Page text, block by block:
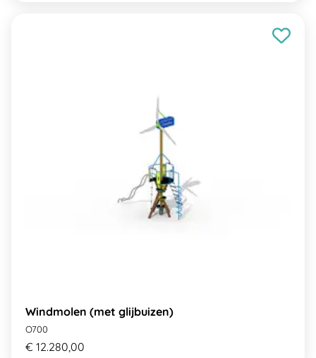
Windmolen (met glijbuizen)
O700
€ 12.280,00